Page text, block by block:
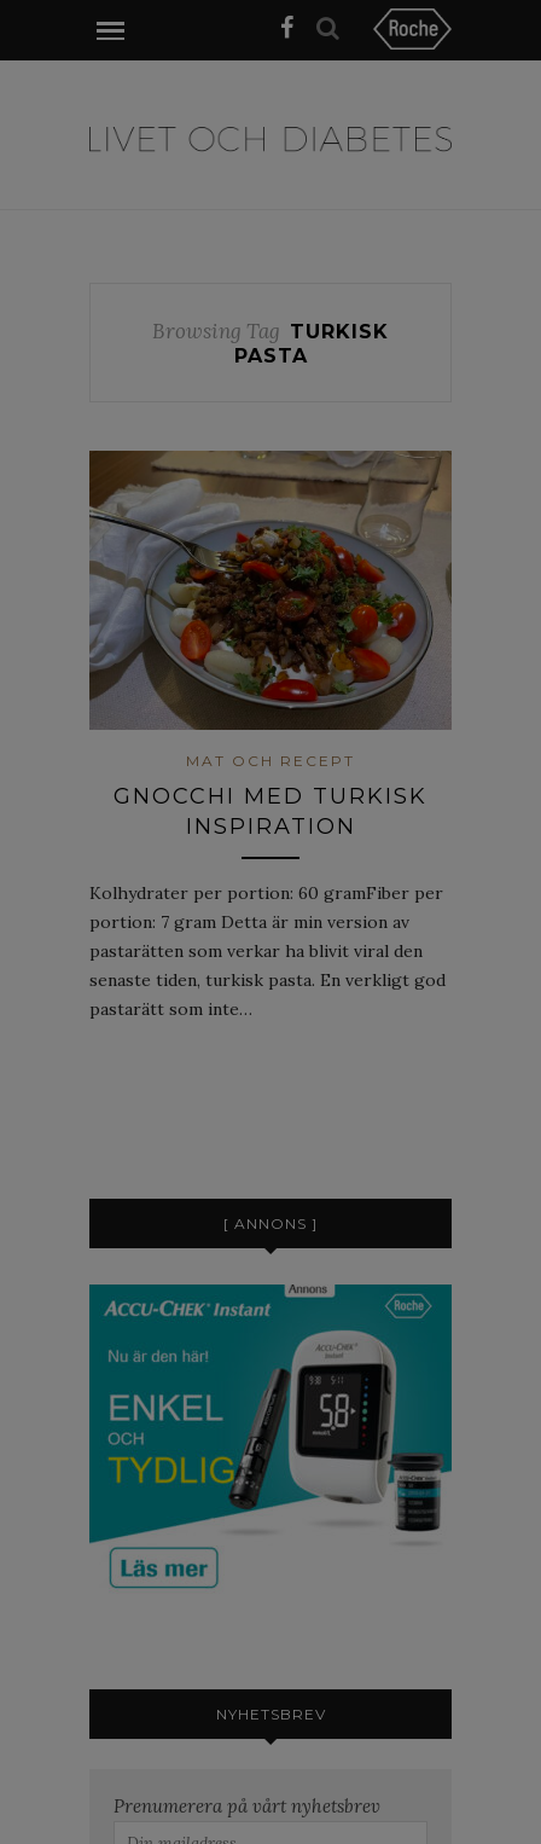
Browsing Tag TURKISK
PASTA
MAT OCH RECEPT
GNOCCHI MED TURKISK
INSPIRATION
Kolhydrater per portion: 60 gramFiber per
portion: 7 gram Detta är min version av
pastarätten som verkar ha blivit viral den
senaste tiden, turkisk pasta. En verkligt god
pastarätt som inte…
[ ANNONS ]
NYHETSBREV
Prenumerera på vårt nyhetsbrev